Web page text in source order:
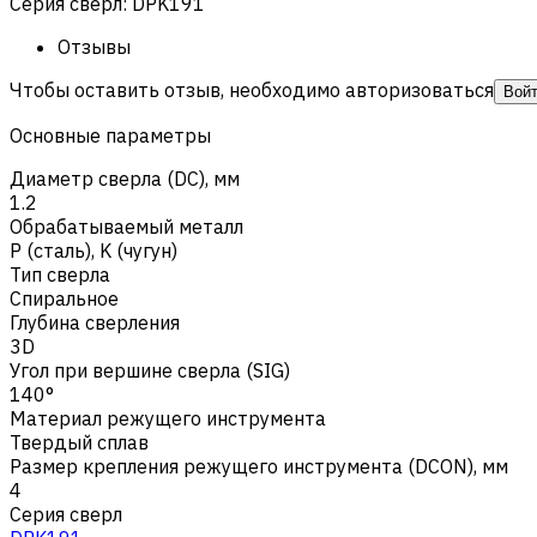
Отзывы
Чтобы оставить отзыв, необходимо авторизоваться
Основные параметры
Диаметр сверла (DC), мм
1.2
Обрабатываемый металл
Р (сталь), K (чугун)
Тип сверла
Спиральное
Глубина сверления
3D
Угол при вершине сверла (SIG)
140°
Материал режущего инструмента
Твердый сплав
Размер крепления режущего инструмента (DCON), мм
4
Серия сверл